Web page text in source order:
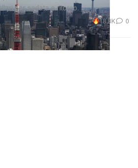
per andata e ritorno.
18.8K 0